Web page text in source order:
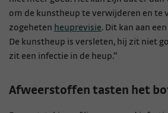
om de kunstheup te verwijderen en te
zogeheten heuprevisie. Dit kan aan
De kunstheup is versleten, hij zit niet
zit een infectie in de heup.”
Afweerstoffen tasten het